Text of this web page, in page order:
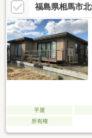
福島県相馬市
平屋
所有権